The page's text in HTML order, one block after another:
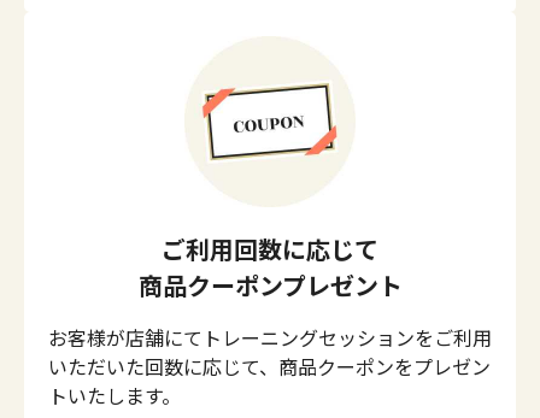
ご利用回数に応じて
商品クーポンプレゼント
お客様が店舗にてトレーニングセッションをご利用
いただいた回数に応じて、商品クーポンをプレゼン
トいたします。